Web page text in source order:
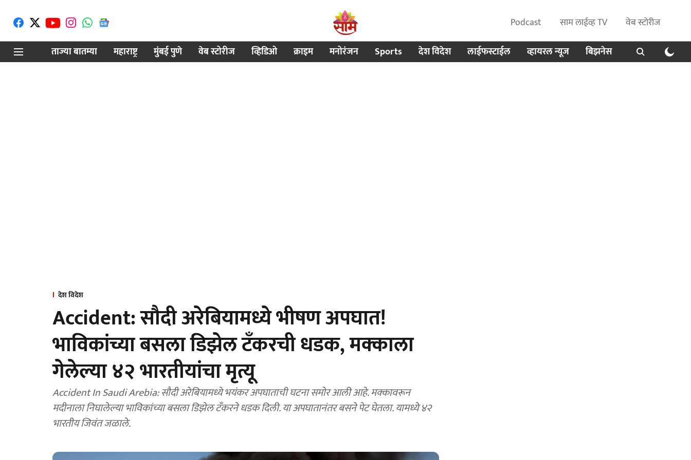
Podcast साम लाईव्ह TV
वेब स्टोरीज
ताज्या बातम्या
महाराष्ट्र मुंबई पुणे वेब स्टोरीज व्हिडिओ क्राइम मनोरंजन Sports देश विदेश लाईफस्टाईल व्हायरल न्यूज बिझनेस
देश विदेश
Accident: सौदी अरेबियामध्ये भीषण अपघात!
भाविकांच्या बसला डिझेल टँकरची धडक, मक्काला
गेलेल्या ४२ भारतीयांचा मृत्यू
Accident In Saudi Arebia: सौदी अरेबियामध्ये भयंकर अपघाताची घटना समोर आली आहे. मक्कावरून
मदीनाला निघालेल्या भाविकांच्या बसला डिझेल टँकरने धडक दिली. या अपघातानंतर बसने पेट घेतला. यामध्ये ४२
भारतीय जिवंत जळाले.